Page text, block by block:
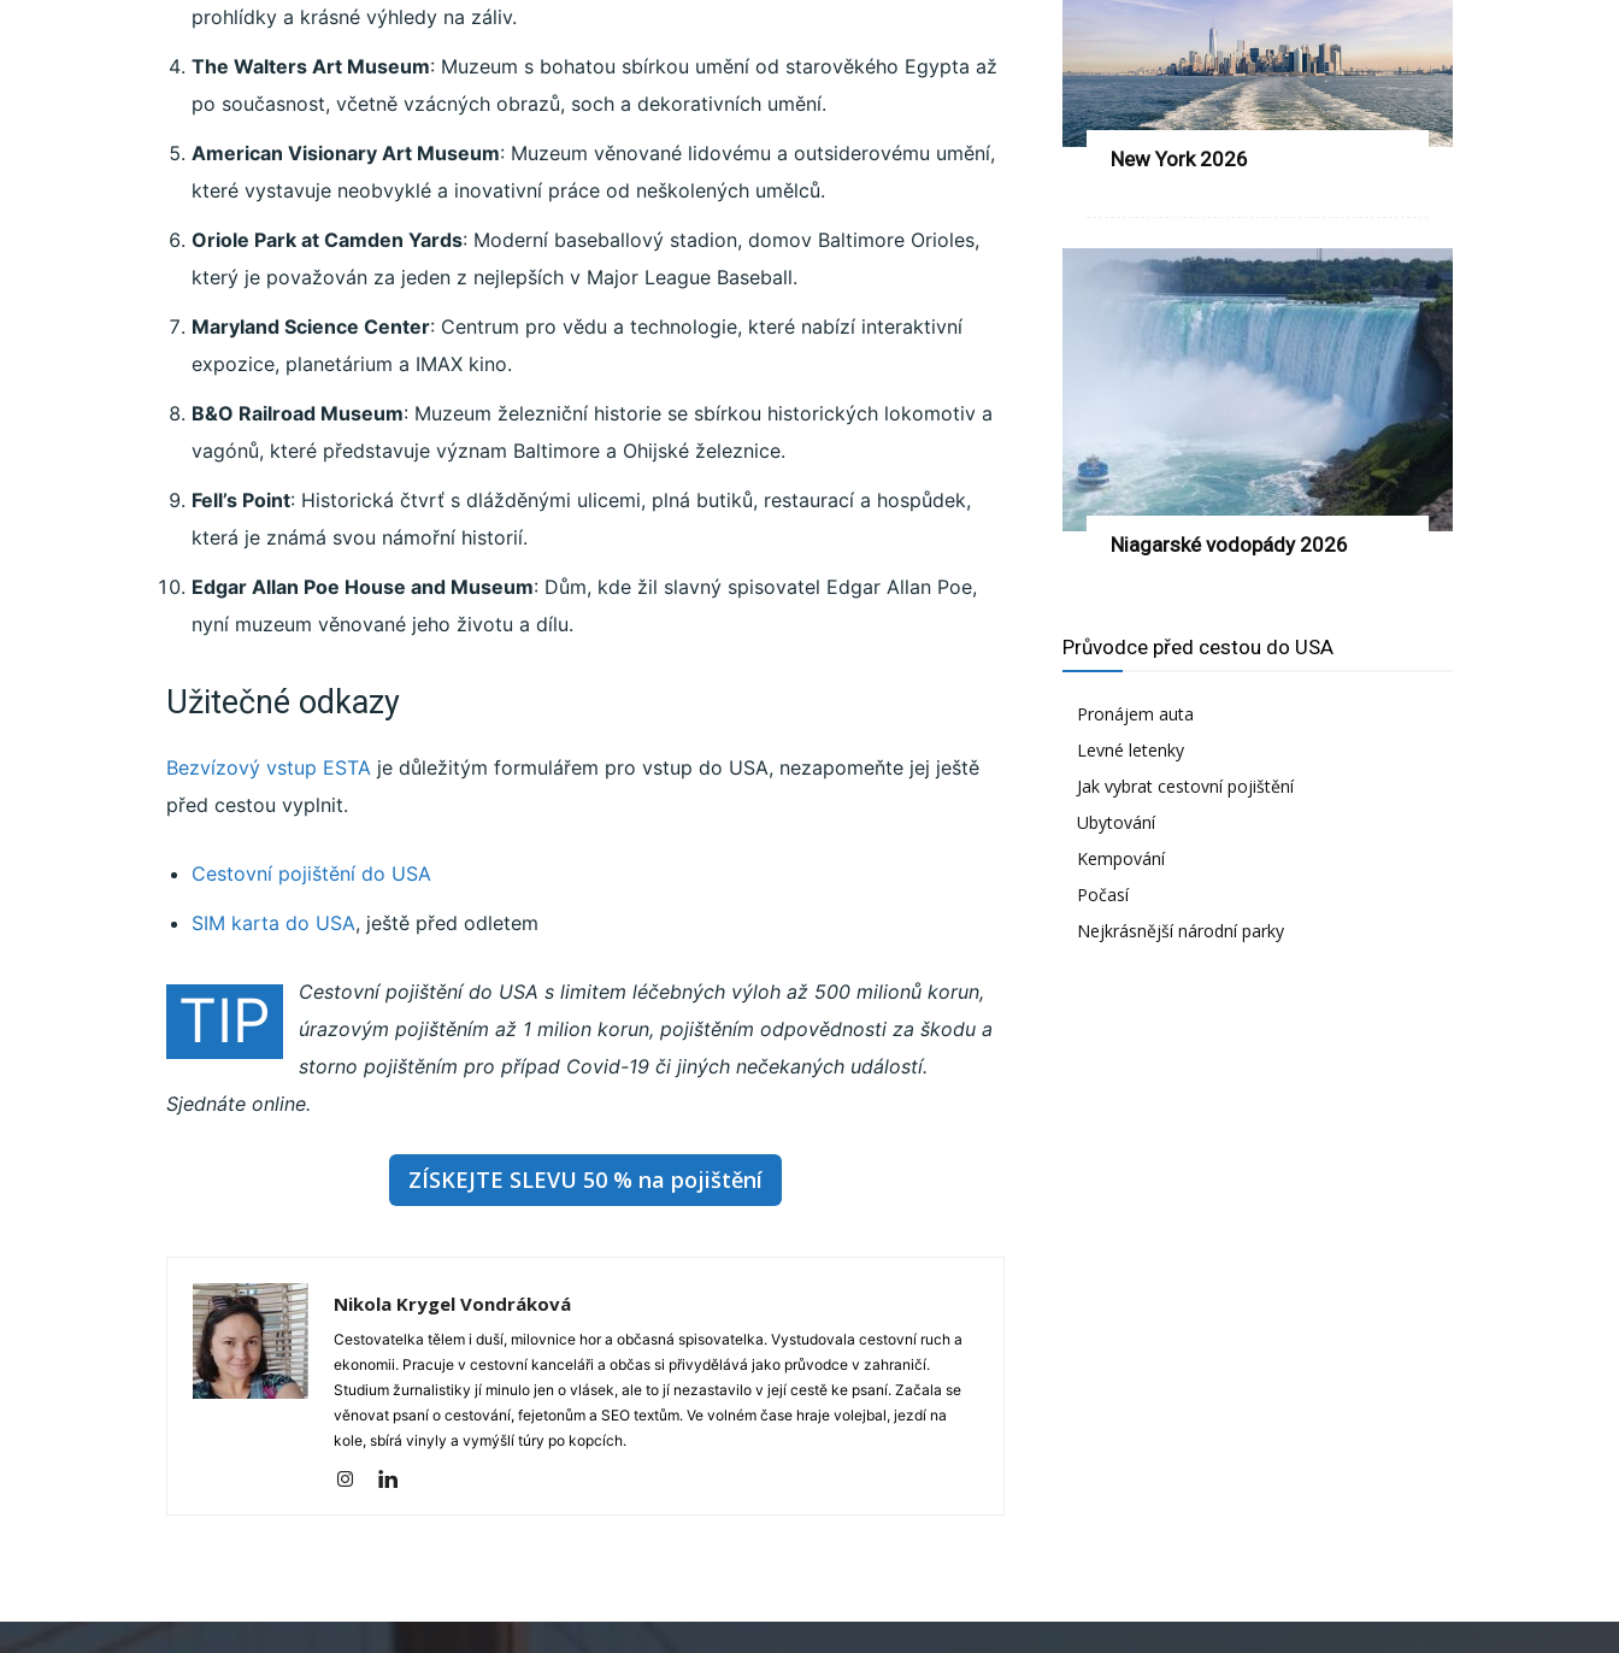
prohlídky a krásné výhledy na záliv.
The Walters Art Museum: Muzeum s bohatou sbírkou umění od starověkého Egypta až
po současnost, včetně vzácných obrazů, soch a dekorativních umění.
American Visionary Art Museum: Muzeum věnované lidovému a outsiderovému umění,
které vystavuje neobvyklé a inovativní práce od neškolených umělců.
Oriole Park at Camden Yards: Moderní baseballový stadion, domov Baltimore Orioles,
který je považován za jeden z nejlepších v Major League Baseball.
Maryland Science Center: Centrum pro vědu a technologie, které nabízí interaktivní
expozice, planetárium a IMAX kino.
B&O Railroad Museum: Muzeum železniční historie se sbírkou historických lokomotiv a
vagónů, které představuje význam Baltimore a Ohijské železnice.
Fell’s Point: Historická čtvrť s dlážděnými ulicemi, plná butiků, restaurací a hospůdek,
která je známá svou námořní historií.
Edgar Allan Poe House and Museum: Dům, kde žil slavný spisovatel Edgar Allan Poe,
nyní muzeum věnované jeho životu a dílu.
Užitečné odkazy
Bezvízový vstup ESTA je důležitým formulářem pro vstup do USA, nezapomeňte jej ještě
před cestou vyplnit.
Cestovní pojištění do USA
SIM karta do USA, ještě před odletem
TIP
Cestovní pojištění do USA s limitem léčebných výloh až 500 milionů korun,
úrazovým pojištěním až 1 milion korun, pojištěním odpovědnosti za škodu a
storno pojištěním pro případ Covid-19 či jiných nečekaných událostí.
Sjednáte online.
ZÍSKEJTE SLEVU 50 % na pojištění
Nikola Krygel Vondráková
Cestovatelka tělem i duší, milovnice hor a občasná spisovatelka. Vystudovala cestovní ruch a
ekonomii. Pracuje v cestovní kanceláři a občas si přivydělává jako průvodce v zahraničí.
Studium žurnalistiky jí minulo jen o vlásek, ale to jí nezastavilo v její cestě ke psaní. Začala se
věnovat psaní o cestování, fejetonům a SEO textům. Ve volném čase hraje volejbal, jezdí na
kole, sbírá vinyly a vymýšlí túry po kopcích.
New York 2026
Niagarské vodopády 2026
Průvodce před cestou do USA
Pronájem auta
Levné letenky
Jak vybrat cestovní pojištění
Ubytování
Kempování
Počasí
Nejkrásnější národní parky